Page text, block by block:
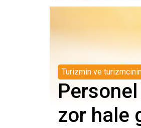
Turizmin ve
zor hale